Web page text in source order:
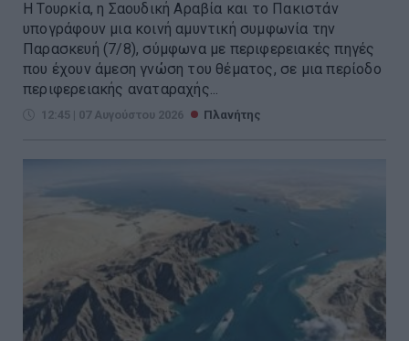
Η Τουρκία, η Σαουδική Αραβία και το Πακιστάν
υπογράφουν μια κοινή αμυντική συμφωνία την
Παρασκευή (7/8), σύμφωνα με περιφερειακές πηγές
που έχουν άμεση γνώση του θέματος, σε μια περίοδο
περιφερειακής αναταραχής...
12:45 | 07 Αυγούστου 2026 Πλανήτης